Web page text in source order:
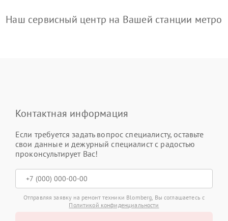
Наш сервисный центр на Вашей станции метро
Контактная информация
Если требуется задать вопрос специалисту, оставьте
свои данные и дежурный специалист с радостью
проконсультирует Вас!
Отправляя заявку на ремонт техники Blomberg, Вы соглашаетесь с
Политикой конфиденциальности